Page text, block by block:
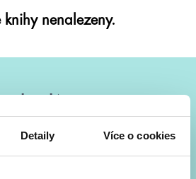
Detaily Více o cookies
knihy nenalezeny.
každý měsíc rovnou do mailu!
adaptace a další.